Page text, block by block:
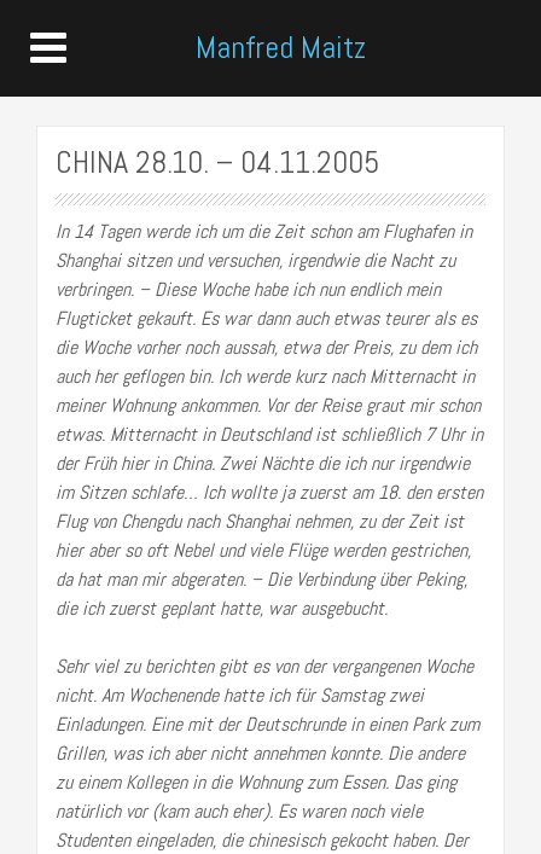
Manfred Maitz
CHINA 28.10. – 04.11.2005
In 14 Tagen werde ich um die Zeit schon am Flughafen in
Shanghai sitzen und versuchen, irgendwie die Nacht zu
verbringen. – Diese Woche habe ich nun endlich mein
Flugticket gekauft. Es war dann auch etwas teurer als es
die Woche vorher noch aussah, etwa der Preis, zu dem ich
auch her geflogen bin. Ich werde kurz nach Mitternacht in
meiner Wohnung ankommen. Vor der Reise graut mir schon
etwas. Mitternacht in Deutschland ist schließlich 7 Uhr in
der Früh hier in China. Zwei Nächte die ich nur irgendwie
im Sitzen schlafe… Ich wollte ja zuerst am 18. den ersten
Flug von Chengdu nach Shanghai nehmen, zu der Zeit ist
hier aber so oft Nebel und viele Flüge werden gestrichen,
da hat man mir abgeraten. – Die Verbindung über Peking,
die ich zuerst geplant hatte, war ausgebucht.
Sehr viel zu berichten gibt es von der vergangenen Woche
nicht. Am Wochenende hatte ich für Samstag zwei
Einladungen. Eine mit der Deutschrunde in einen Park zum
Grillen, was ich aber nicht annehmen konnte. Die andere
zu einem Kollegen in die Wohnung zum Essen. Das ging
natürlich vor (kam auch eher). Es waren noch viele
Studenten eingeladen, die chinesisch gekocht haben. Der